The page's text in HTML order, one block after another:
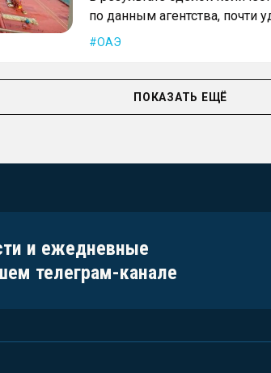
по данным агентства, почти
ОАЭ
ПОКАЗАТЬ ЕЩЁ
и ежедневные
телеграм-канале